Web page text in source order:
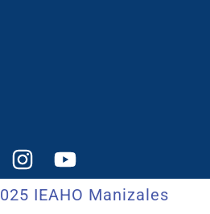
IEAHO Manizales